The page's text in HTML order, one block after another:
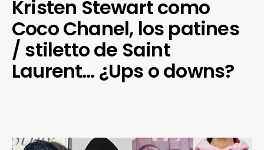
Kristen Stewart como
Coco Chanel, los patines
/ stiletto de Saint
Laurent… ¿Ups o downs?